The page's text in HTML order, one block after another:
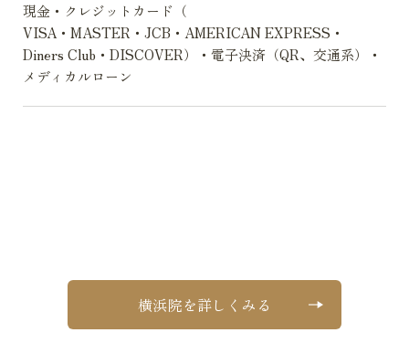
現金・クレジットカード（
VISA・MASTER・JCB・AMERICAN EXPRESS・
Diners Club・DISCOVER）・電子決済（QR、交通系）・
メディカルローン
横浜院を詳しくみる